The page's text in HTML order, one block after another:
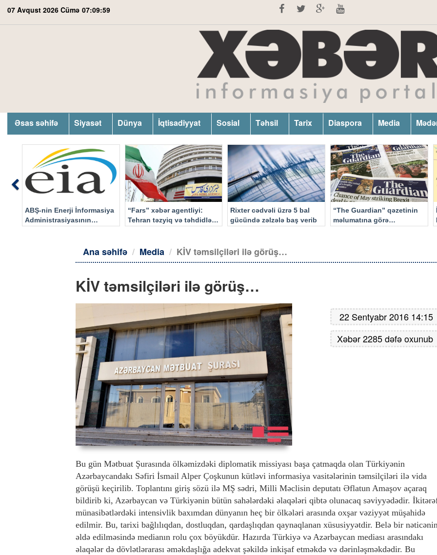
07 Avqust 2026 Cümə 07:10:00
Əsas səhifə Siyasət Dünya İqtisadiyyat Sosial Təhsil Tarix Diaspora Media
ABŞ-nin Enerji İnformasiya
Administrasiyasının
“Fars” xəbər agentliyi:
Tehran təzyiq və təhdidlərə
Rixter cədvəli üzrə 5 bal
gücündə zəlzələ baş verib
“The Guardian” qəzetinin
məlumatına görə…
Previous
Ana səhifə Media KİV təmsilçiləri ilə görüş…
KİV təmsilçiləri ilə görüş…
22 Sentyabr 2016 14:15
Xəbər 2285 dəfə oxunub
Bu gün Mətbuat Şurasında ölkəmizdəki diplomatik missiyası başa çatmaqda olan Türkiyənin
Azərbaycandakı Səfiri İsmail Alper Çoşkunun kütləvi informasiya vasitələrinin təmsilçiləri ilə vida
görüşü keçirilib. Toplantını giriş sözü ilə MŞ sədri, Milli Məclisin deputatı Əflatun Amaşov açaraq
bildirib ki, Azərbaycan və Türkiyənin bütün sahələrdəki əlaqələri qibtə olunacaq səviyyədədir.
münasibətlərdəki intensivlik baxımdan dünyanın heç bir ölkələri arasında oxşar vəziyyət müşahidə
edilmir. Bu, tarixi bağlılıqdan, dostluqdan, qardaşlıqdan qaynaqlanan xüsusiyyətdir. Belə bir nəticənin
əldə edilməsində medianın rolu çox böyükdür. Hazırda Türkiyə və Azərbaycan mediası arasındakı
əlaqələr də dövlətlərarası əməkdaşlığa adekvat şəkildə inkişaf etməkdə və dərinləşməkdədir. Bu